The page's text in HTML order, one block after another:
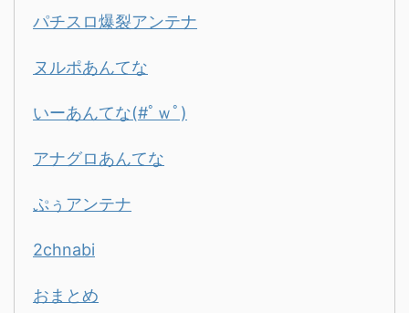
パチスロ爆裂アンテナ
ヌルポあんてな
いーあんてな(#ﾟｗﾟ)
アナグロあんてな
ぷぅアンテナ
2chnabi
おまとめ